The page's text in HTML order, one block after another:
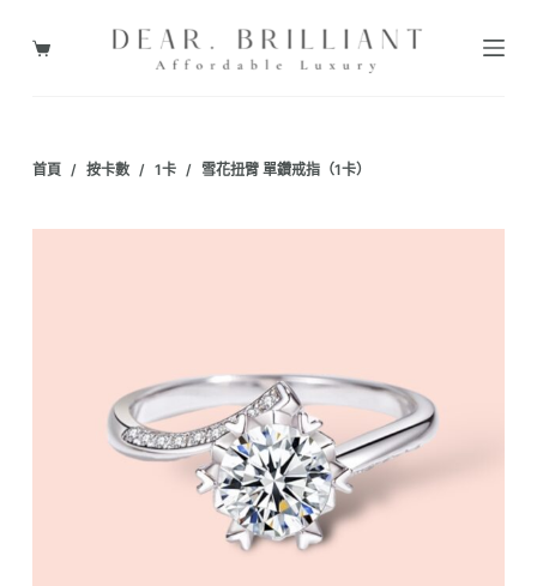
至
容
購
首頁 / 按卡數 / 1卡 / 雪花扭臂 單鑽戒指（1卡）